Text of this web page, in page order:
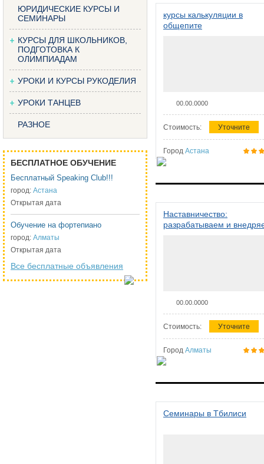
ЮРИДИЧЕСКИЕ КУРСЫ И
СЕМИНАРЫ
КУРСЫ ДЛЯ ШКОЛЬНИКОВ,
ПОДГОТОВКА К
ОЛИМПИАДАМ
УРОКИ И КУРСЫ РУКОДЕЛИЯ
УРОКИ ТАНЦЕВ
РАЗНОЕ
БЕСПЛАТНОЕ ОБУЧЕНИЕ
Бесплатный Speaking Club!!!
город: Астана
Открытая дата
Обучение на фортепиано
город: Алматы
Открытая дата
Все бесплатные объявления
курсы калькуляции в
общепите
00.00.0000
Стоимость: Уточните
Город Астана
Наставничество:
разрабатываем и
00.00.0000
Стоимость: Уточните
Город Алматы
Семинары в Тбилиси